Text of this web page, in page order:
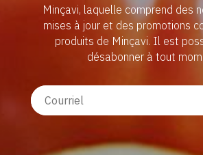
Minçavi, laquelle comprend des
mises à jour et des promotions
produits de Minçavi. Il est
désabonner à tout